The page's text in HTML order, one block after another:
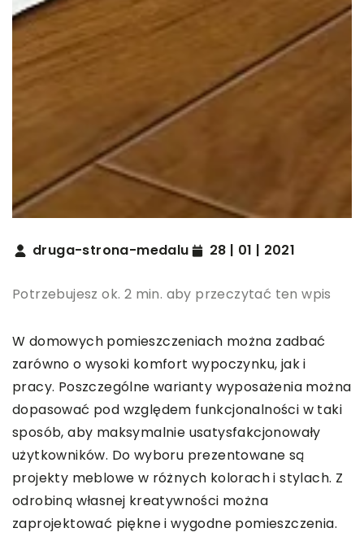
druga-strona-medalu 28 | 01 | 2021
Potrzebujesz ok. 2 min. aby przeczytać ten wpis
W domowych pomieszczeniach można zadbać
zarówno o wysoki komfort wypoczynku, jak i
pracy. Poszczególne warianty wyposażenia można
dopasować pod względem funkcjonalności w taki
sposób, aby maksymalnie usatysfakcjonowały
użytkowników. Do wyboru prezentowane są
projekty meblowe w różnych kolorach i stylach. Z
odrobiną własnej kreatywności można
zaprojektować piękne i wygodne pomieszczenia.